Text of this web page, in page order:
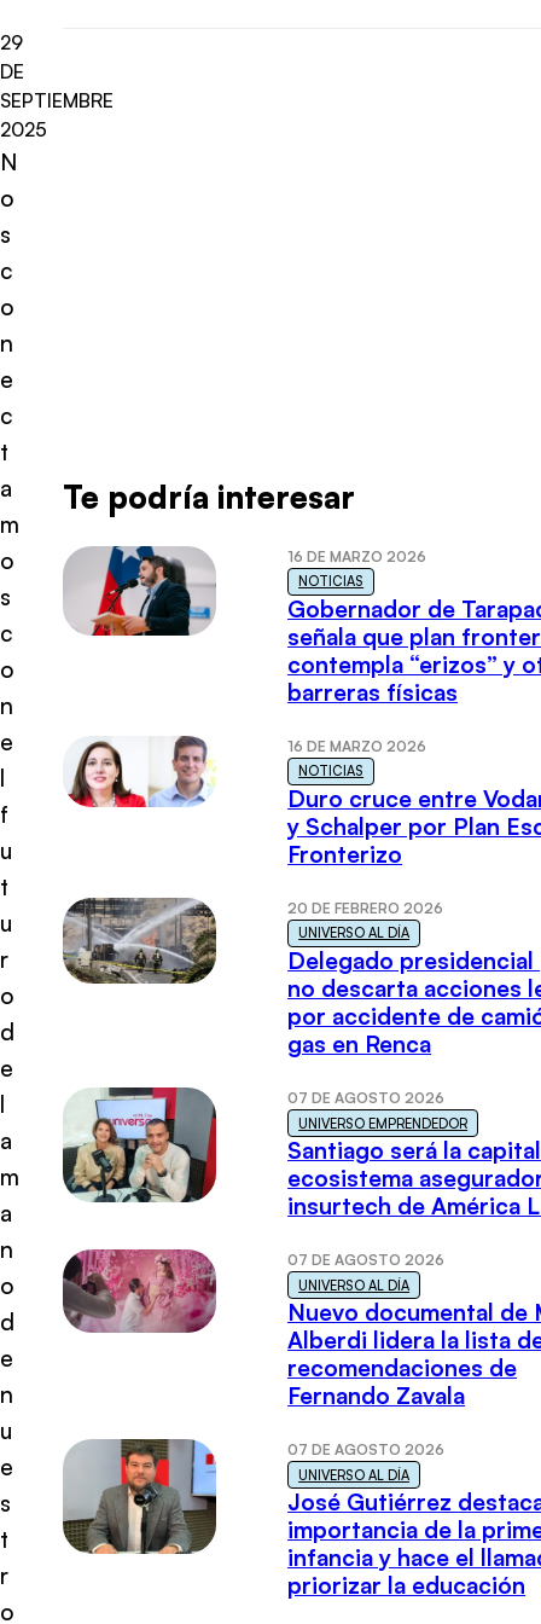
29
DE
SEPTIEMBRE
2025
N
o
s
c
o
n
e
c
t
a
m
o
s
c
o
n
e
l
f
u
t
u
r
o
d
e
l
a
m
a
n
o
d
e
n
u
e
s
t
r
o
Te podría interesar
16 DE MARZO 2026
NOTICIAS
Gobernador de
señala que plan
contempla “erizos” y
barreras físicas
16 DE MARZO 2026
NOTICIAS
Duro cruce entre
y Schalper por Plan
Fronterizo
20 DE FEBRERO 2026
UNIVERSO AL DÍA
Delegado presidencial
no descarta acciones
por accidente de
gas en Renca
07 DE AGOSTO 2026
UNIVERSO EMPRENDEDOR
Santiago será la
ecosistema
insurtech de América
07 DE AGOSTO 2026
UNIVERSO AL DÍA
Nuevo documental de
Alberdi lidera la lista
recomendaciones de
Fernando Zavala
07 DE AGOSTO 2026
UNIVERSO AL DÍA
José Gutiérrez
importancia de la
infancia y hace el
priorizar la educación